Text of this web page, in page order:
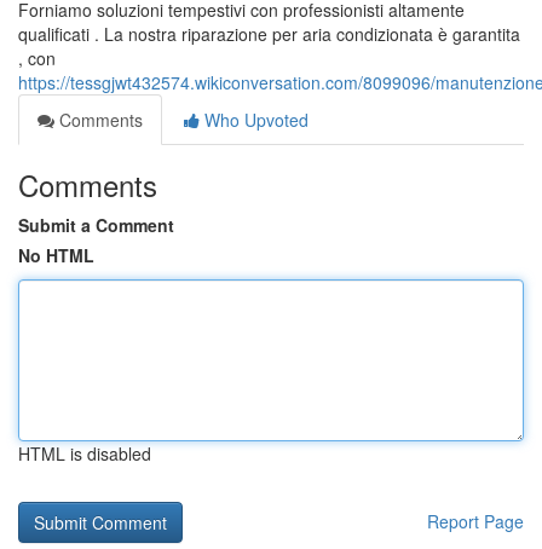
Forniamo soluzioni tempestivi con professionisti altamente
qualificati . La nostra riparazione per aria condizionata è garantita
, con
https://tessgjwt432574.wikiconversation.com/8099096/
Comments
Who Upvoted
Comments
Submit a Comment
No HTML
HTML is disabled
Report Page